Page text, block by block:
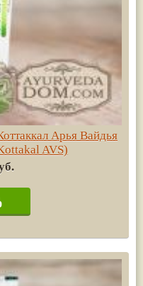
Арья Вайдья
AVS)